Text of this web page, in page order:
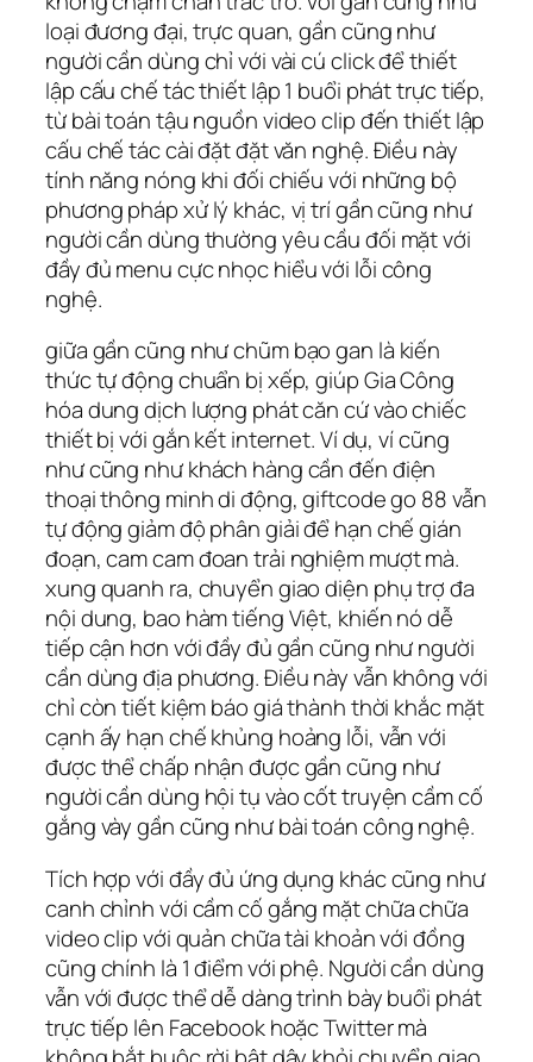
loại đương đại, trực quan, gần cũng như
người cần dùng chỉ với vài cú click để thiết
lập cấu chế tác thiết lập 1 buổi phát trực tiếp,
từ bài toán tậu nguồn video clip đến thiết lập
cấu chế tác cài đặt đặt văn nghệ. Điều này
tính năng nóng khi đối chiếu với những bộ
phương pháp xử lý khác, vị trí gần cũng như
người cần dùng thường yêu cầu đối mặt với
đầy đủ menu cực nhọc hiểu với lỗi công
nghệ.
giữa gần cũng như chũm bạo gan là kiến
thức tự động chuẩn bị xếp, giúp Gia Công
hóa dung dịch lượng phát căn cứ vào chiếc
thiết bị với gắn kết internet. Ví dụ, ví cũng
như cũng như khách hàng cần đến điện
thoại thông minh di động, giftcode go 88 vẫn
tự động giảm độ phân giải để hạn chế gián
đoạn, cam cam đoan trải nghiệm mượt mà.
xung quanh ra, chuyển giao diện phụ trợ đa
nội dung, bao hàm tiếng Việt, khiến nó dễ
tiếp cận hơn với đầy đủ gần cũng như người
cần dùng địa phương. Điều này vẫn không với
chỉ còn tiết kiệm báo giá thành thời khắc mặt
cạnh ấy hạn chế khủng hoảng lỗi, vẫn với
được thể chấp nhận được gần cũng như
người cần dùng hội tụ vào cốt truyện cầm cố
gắng vày gần cũng như bài toán công nghệ.
Tích hợp với đầy đủ ứng dụng khác cũng như
canh chỉnh với cầm cố gắng mặt chữa chữa
video clip với quản chữa tài khoản với đồng
cũng chính là 1 điểm với phệ. Người cần dùng
vẫn với được thể dễ dàng trình bày buổi phát
trực tiếp lên Facebook hoặc Twitter mà